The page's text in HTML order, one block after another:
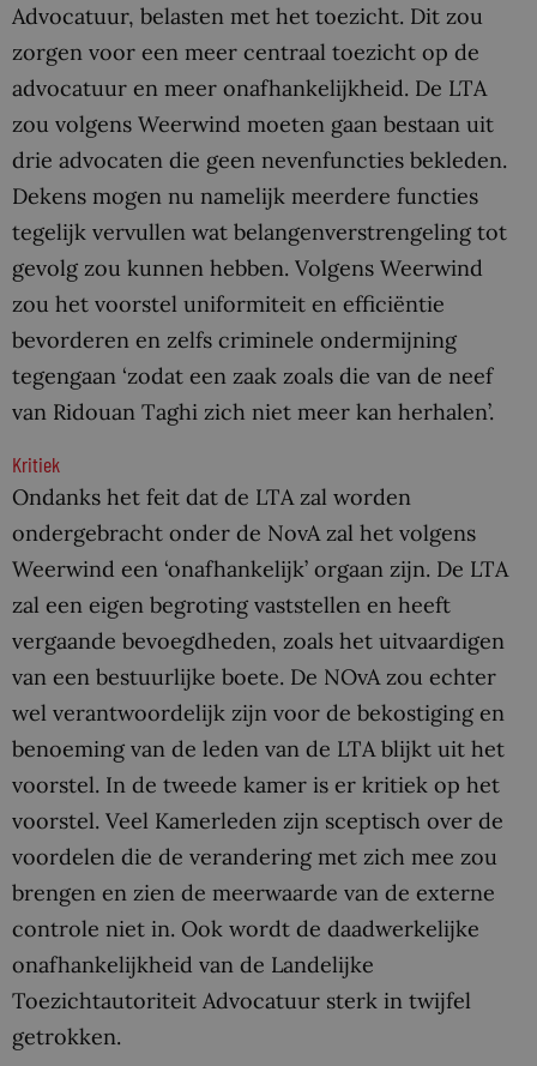
Advocatuur, belasten met het toezicht. Dit zou
zorgen voor een meer centraal toezicht op de
advocatuur en meer onafhankelijkheid. De LTA
zou volgens Weerwind moeten gaan bestaan uit
drie advocaten die geen nevenfuncties bekleden.
Dekens mogen nu namelijk meerdere functies
tegelijk vervullen wat belangenverstrengeling tot
gevolg zou kunnen hebben. Volgens Weerwind
zou het voorstel uniformiteit en efficiëntie
bevorderen en zelfs criminele ondermijning
tegengaan ‘zodat een zaak zoals die van de neef
van Ridouan Taghi zich niet meer kan herhalen’.
Kritiek
Ondanks het feit dat de LTA zal worden
ondergebracht onder de NovA zal het volgens
Weerwind een ‘onafhankelijk’ orgaan zijn. De LTA
zal een eigen begroting vaststellen en heeft
vergaande bevoegdheden, zoals het uitvaardigen
van een bestuurlijke boete. De NOvA zou echter
wel verantwoordelijk zijn voor de bekostiging en
benoeming van de leden van de LTA blijkt uit het
voorstel. In de tweede kamer is er kritiek op het
voorstel. Veel Kamerleden zijn sceptisch over de
voordelen die de verandering met zich mee zou
brengen en zien de meerwaarde van de externe
controle niet in. Ook wordt de daadwerkelijke
onafhankelijkheid van de Landelijke
Toezichtautoriteit Advocatuur sterk in twijfel
getrokken.